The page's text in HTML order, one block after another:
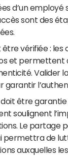
d’un
sont des
vérifiée : les
et permettent
Valider
être garantie
soulignent
Le partage
permettra de
auxquelles